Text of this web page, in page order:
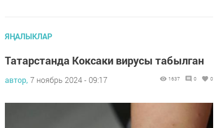
ЯҢАЛЫКЛАР
Татарстанда Коксаки вирусы табылган
автор, 7 ноябрь 2024 - 09:17 1637 0 0